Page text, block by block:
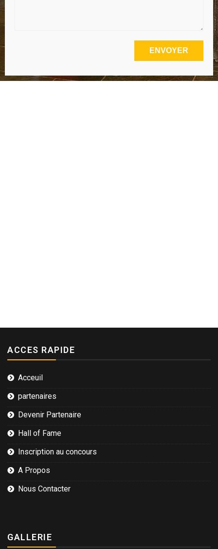
ACCES RAPIDE
Acceuil
partenaires
Devenir Partenaire
Hall of Fame
Inscription au concours
A Propos
Nous Contacter
GALLERIE